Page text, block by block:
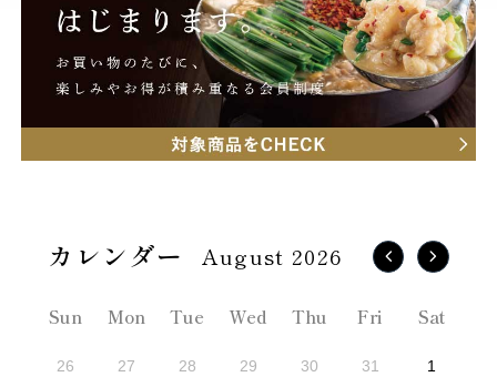
August 2026
Sun Mon Tue Wed Thu Fri Sat
26 27 28 29 30 31 1